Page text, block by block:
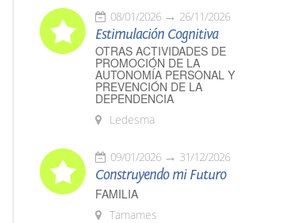
08/01/2026 26/11/2026
Estimulación Cognitiva
OTRAS ACTIVIDADES DE
PROMOCIÓN DE LA
AUTONOMÍA PERSONAL Y
PREVENCIÓN DE LA
DEPENDENCIA
Ledesma
09/01/2026 31/12/2026
Construyendo mi Futuro
FAMILIA
Tamames